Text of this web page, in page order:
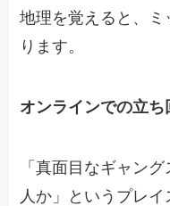
地理を覚えると、
ります。
オンラインでの立ち
「真面目なギャン
人か」というプレ